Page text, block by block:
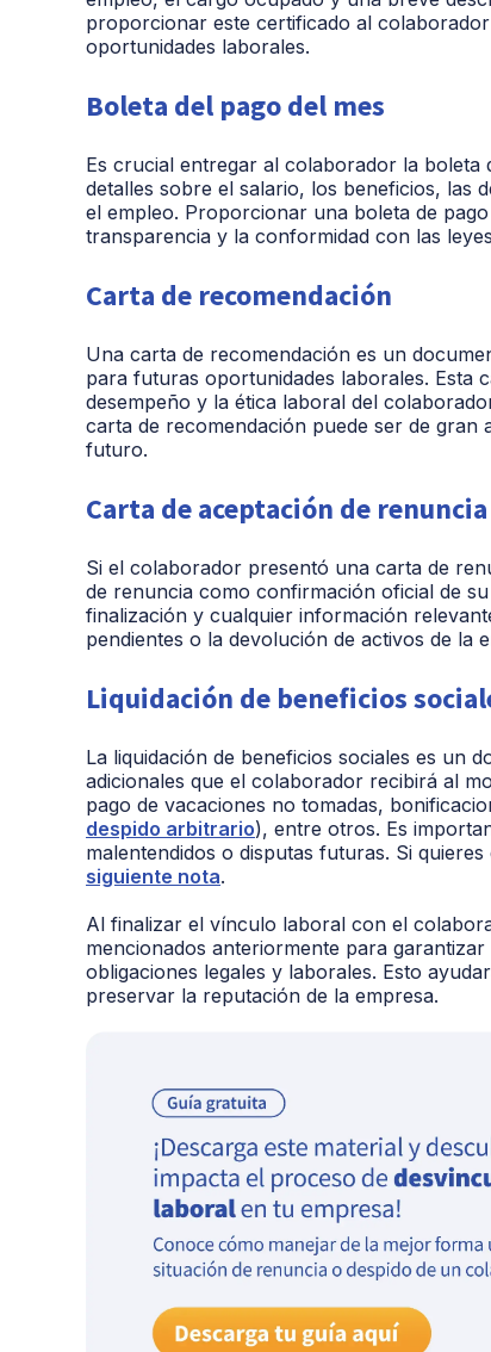
proporcionar este certificado al
oportunidades laborales.
Boleta del pago del mes
Es crucial entregar al colaborador la boleta
detalles sobre el salario, los beneficios, las
el empleo. Proporcionar una boleta de
transparencia y la conformidad con las
Carta de recomendación
Una carta de recomendación es un
para futuras oportunidades laborales. Esta
desempeño y la ética laboral del
carta de recomendación puede ser de
futuro.
Carta de aceptación de renuncia
Si el colaborador presentó una carta de
de renuncia como confirmación oficial de
finalización y cualquier información
pendientes o la devolución de activos de la
Liquidación de beneficios
La liquidación de beneficios sociales es un
adicionales que el colaborador recibirá al
pago de vacaciones no tomadas,
despido arbitrario), entre otros. Es
malentendidos o disputas futuras. Si
siguiente nota.
Al finalizar el vínculo laboral con el
mencionados anteriormente para
obligaciones legales y laborales. Esto
preservar la reputación de la empresa.